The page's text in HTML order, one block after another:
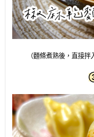
（麵條煮熟後，直接拌